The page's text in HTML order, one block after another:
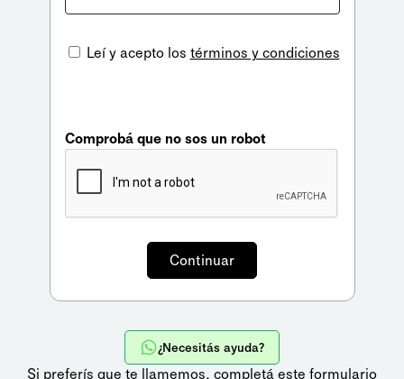
Leí y acepto los términos y condiciones
Comprobá que no sos un robot
¿Necesitás ayuda?
Si preferís que te llamemos, completá este formulario